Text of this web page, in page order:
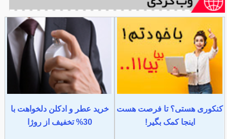
کنکوری هستی؟ تا فرصت هست
اینجا کمک بگیر!
خرید عطر و ادکلن دلخواهت با
30% تخفیف از روژا